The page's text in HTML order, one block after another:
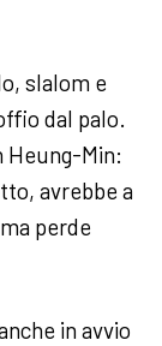
slalom e
dal palo.
Heung-Min:
avrebbe a
perde
in avvio